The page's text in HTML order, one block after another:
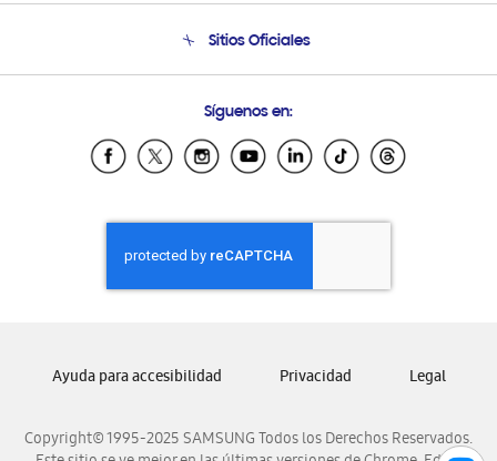
Condiciones de Compra
Soporte vía eMail
Sitios Oficiales
Samsung Ecuador
Samsung El Salvador
Samsung Honduras
Samsung Nicaragua
Samsung Panamá
Samsung Venezuela
Síguenos en:
Copyright© 1995-2025 SAMSUNG Todos los Derechos Reservados.
Ayuda para accesibilidad Privacidad Legal